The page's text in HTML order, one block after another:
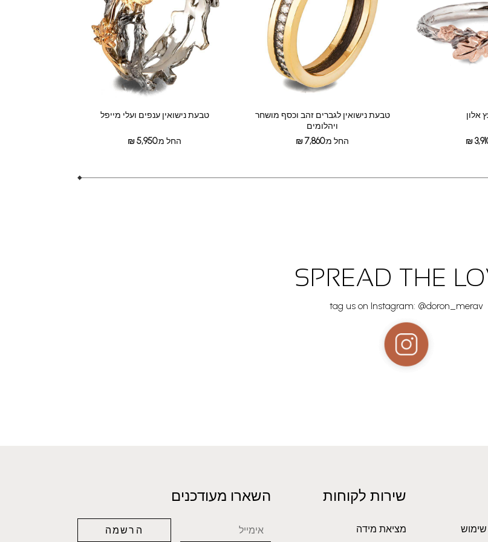
אלון
₪
טבעת נישואין לגברים זהב וכסף מושחר
ויהלומים
החל מ:
₪7,860
טבעת נישואין ענפים ועלי מייפל
החל מ: ₪5,950
SPREAD THE
tag us on Instagram: @doron_merav
שימוש
שירות לקוחות
מציאת מידה
השארו מעודכנים